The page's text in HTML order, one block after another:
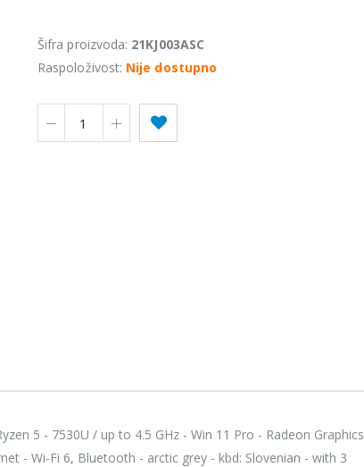
Šifra proizvoda: 21KJ003ASC
Raspoloživost: Nije dostupno
5 - 7530U / up to 4.5 GHz - Win 11 Pro - Radeon Graphics
- Wi-Fi 6, Bluetooth - arctic grey - kbd: Slovenian - with 3
Vention USB 3.0 A Male to C Male Cable 1M Black